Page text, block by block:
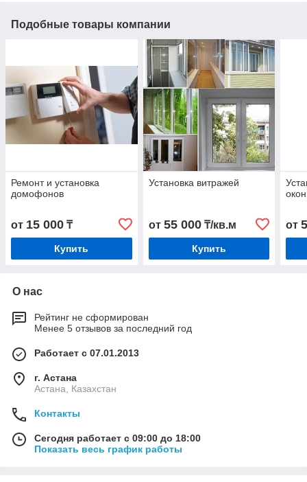
Подобные товары компании
Ремонт и установка
домофонов
от 15 000 ₸
Купить
Установка витражей
от 55 000₸/кв.м
Купить
от
О нас
Рейтинг не сформирован
Менее 5 отзывов за последний год
Работает с 07.01.2013
г. Астана
Астана, Казахстан
Контакты
Сегодня работает с 09:00 до 18:00
Показать весь график работы